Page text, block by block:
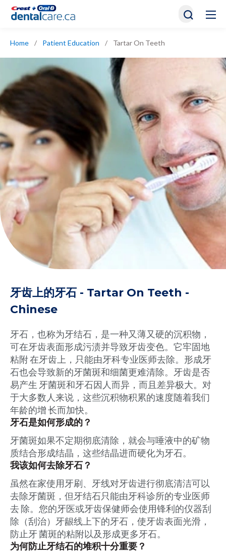
Home / Patient Education / Tartar On Teeth
牙齿上的牙石 - Tartar On Teeth -
Chinese
牙石，也称为牙结石，是一种又薄又硬的沉积物，
可在牙齿表面形成污渍并导致牙齿变色。它牢固地
粘附 在牙齿上，只能由牙科专业医师去除。形成牙
石也会导致新的牙菌斑和细菌更难清除。牙齿是否
易产生 牙菌斑和牙石因人而异，而且差异极大。对
于大多数人来说，这些沉积物积累的速度随着我们
年龄的增 长而加快。
牙石是如何形成的？
牙菌斑如果不定期彻底清除，就会与唾液中的矿物
质结合形成结晶，这些结晶进而硬化为牙石。
我该如何去除牙石？
虽然在家使用牙刷、牙线对牙齿进行彻底清洁可以
去除牙菌斑，但牙结石只能由牙科诊所的专业医师
去 除。您的牙医或牙齿保健师会使用锋利的仪器刮
除（刮治）牙龈线上下的牙石，使牙齿表面光滑，
防止牙 菌斑的粘附以及形成更多牙石。
为何防止牙结石的堆积十分重要？